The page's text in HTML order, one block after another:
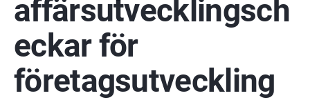
affärsutvecklingsch
eckar för
företagsutveckling